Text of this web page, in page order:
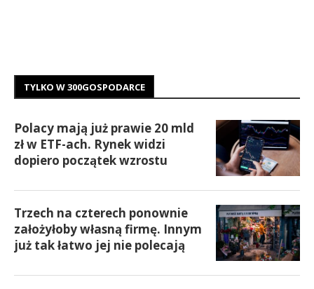
TYLKO W 300GOSPODARCE
Polacy mają już prawie 20 mld
zł w ETF-ach. Rynek widzi
dopiero początek wzrostu
Trzech na czterech ponownie
założyłoby własną firmę. Innym
już tak łatwo jej nie polecają